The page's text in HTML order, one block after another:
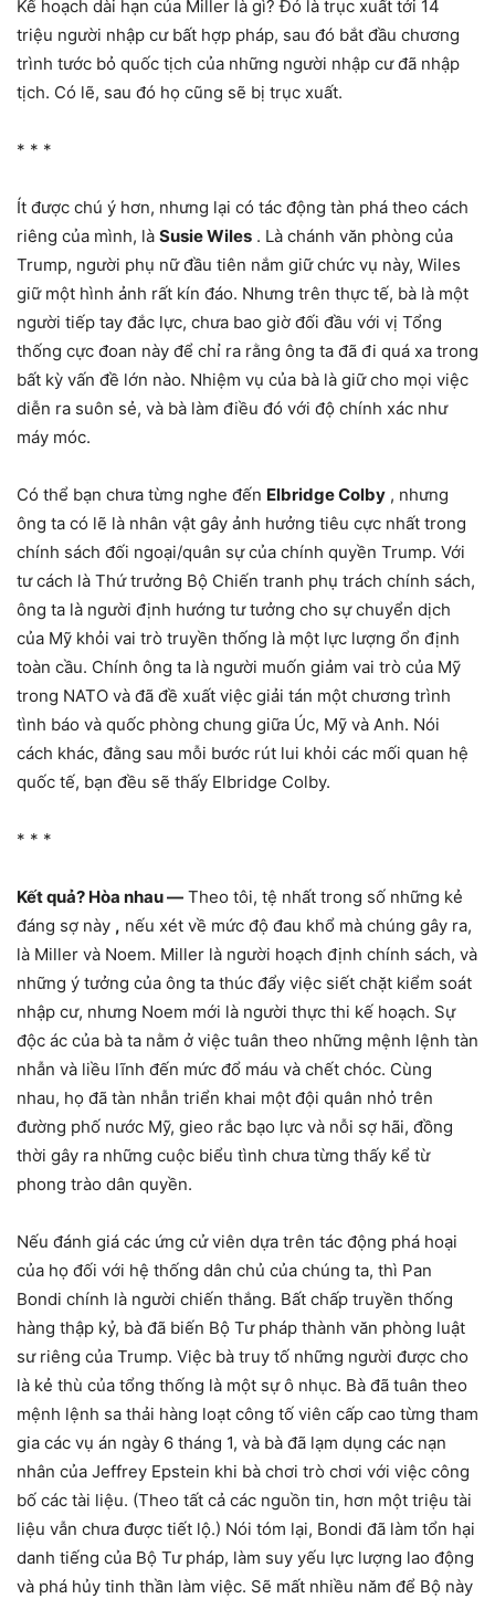
Kế hoạch dài hạn của Miller là gì? Đó là trục xuất tới 14
triệu người nhập cư bất hợp pháp, sau đó bắt đầu chương
trình tước bỏ quốc tịch của những người nhập cư đã nhập
tịch. Có lẽ, sau đó họ cũng sẽ bị trục xuất.
* * *
Ít được chú ý hơn, nhưng lại có tác động tàn phá theo cách
riêng của mình, là Susie Wiles . Là chánh văn phòng của
Trump, người phụ nữ đầu tiên nắm giữ chức vụ này, Wiles
giữ một hình ảnh rất kín đáo. Nhưng trên thực tế, bà là một
người tiếp tay đắc lực, chưa bao giờ đối đầu với vị Tổng
thống cực đoan này để chỉ ra rằng ông ta đã đi quá xa trong
bất kỳ vấn đề lớn nào. Nhiệm vụ của bà là giữ cho mọi việc
diễn ra suôn sẻ, và bà làm điều đó với độ chính xác như
máy móc.
Có thể bạn chưa từng nghe đến Elbridge Colby , nhưng
ông ta có lẽ là nhân vật gây ảnh hưởng tiêu cực nhất trong
chính sách đối ngoại/quân sự của chính quyền Trump. Với
tư cách là Thứ trưởng Bộ Chiến tranh phụ trách chính sách,
ông ta là người định hướng tư tưởng cho sự chuyển dịch
của Mỹ khỏi vai trò truyền thống là một lực lượng ổn định
toàn cầu. Chính ông ta là người muốn giảm vai trò của Mỹ
trong NATO và đã đề xuất việc giải tán một chương trình
tình báo và quốc phòng chung giữa Úc, Mỹ và Anh. Nói
cách khác, đằng sau mỗi bước rút lui khỏi các mối quan hệ
quốc tế, bạn đều sẽ thấy Elbridge Colby.
* * *
Kết quả? Hòa nhau — Theo tôi, tệ nhất trong số những kẻ
đáng sợ này , nếu xét về mức độ đau khổ mà chúng gây ra,
là Miller và Noem. Miller là người hoạch định chính sách, và
những ý tưởng của ông ta thúc đẩy việc siết chặt kiểm soát
nhập cư, nhưng Noem mới là người thực thi kế hoạch. Sự
độc ác của bà ta nằm ở việc tuân theo những mệnh lệnh tàn
nhẫn và liều lĩnh đến mức đổ máu và chết chóc. Cùng
nhau, họ đã tàn nhẫn triển khai một đội quân nhỏ trên
đường phố nước Mỹ, gieo rắc bạo lực và nỗi sợ hãi, đồng
thời gây ra những cuộc biểu tình chưa từng thấy kể từ
phong trào dân quyền.
Nếu đánh giá các ứng cử viên dựa trên tác động phá hoại
của họ đối với hệ thống dân chủ của chúng ta, thì Pan
Bondi chính là người chiến thắng. Bất chấp truyền thống
hàng thập kỷ, bà đã biến Bộ Tư pháp thành văn phòng luật
sư riêng của Trump. Việc bà truy tố những người được cho
là kẻ thù của tổng thống là một sự ô nhục. Bà đã tuân theo
mệnh lệnh sa thải hàng loạt công tố viên cấp cao từng tham
gia các vụ án ngày 6 tháng 1, và bà đã lạm dụng các nạn
nhân của Jeffrey Epstein khi bà chơi trò chơi với việc công
bố các tài liệu. (Theo tất cả các nguồn tin, hơn một triệu tài
liệu vẫn chưa được tiết lộ.) Nói tóm lại, Bondi đã làm tổn hại
danh tiếng của Bộ Tư pháp, làm suy yếu lực lượng lao động
và phá hủy tinh thần làm việc. Sẽ mất nhiều năm để Bộ này